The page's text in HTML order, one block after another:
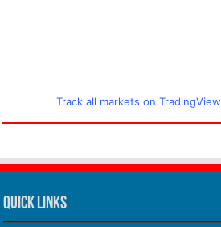
Track all markets on TradingView
Quick Links